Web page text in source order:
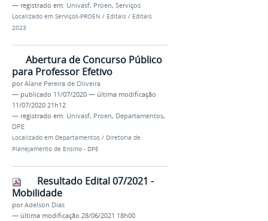
— registrado em: Univasf, Proen, Serviços
Localizado em Serviços-PROEN / Editais / Editais
2023
Abertura de Concurso Público
para Professor Efetivo
porAlane Pereira de Oliveira
— publicado 11/07/2020 — última modificação
11/07/2020 21h12
— registrado em: Univasf, Proen, Departamentos,
DPE
Localizado em Departamentos / Diretoria de
Planejamento de Ensino - DPE
Resultado Edital 07/2021 -
Mobilidade
porAdelson Dias
— última modificação 28/06/2021 18h00